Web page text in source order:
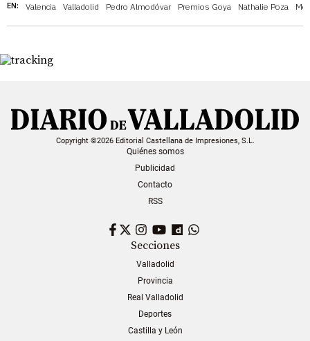
EN: Valencia Valladolid Pedro Almodóvar Premios Goya Nathalie Poza
Copyright ©2026 Editorial Castellana de Impresiones, S.L.
Quiénes somos
Publicidad
Contacto
RSS
Facebook
TwitterInstagram
YouTubeDailymotion
Secciones
Valladolid
Provincia
Real Valladolid
Deportes
Castilla y León